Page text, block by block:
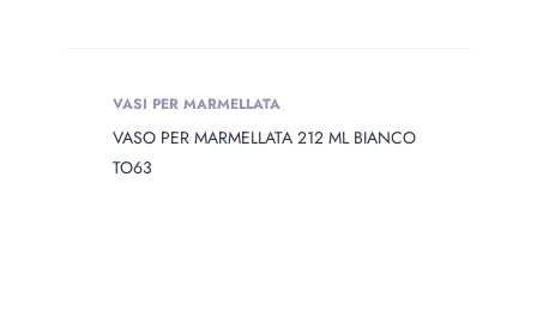
VASI PER MARMELLATA
VASO PER MARMELLATA 212 ML BIANCO
TO63